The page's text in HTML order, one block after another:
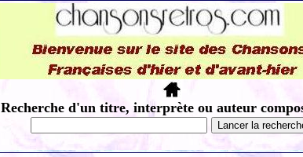
Recherche d'un titre, interprète ou auteur